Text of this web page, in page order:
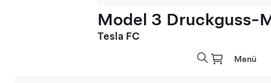
Model 3 Druckguss-
Tesla FC
Menü